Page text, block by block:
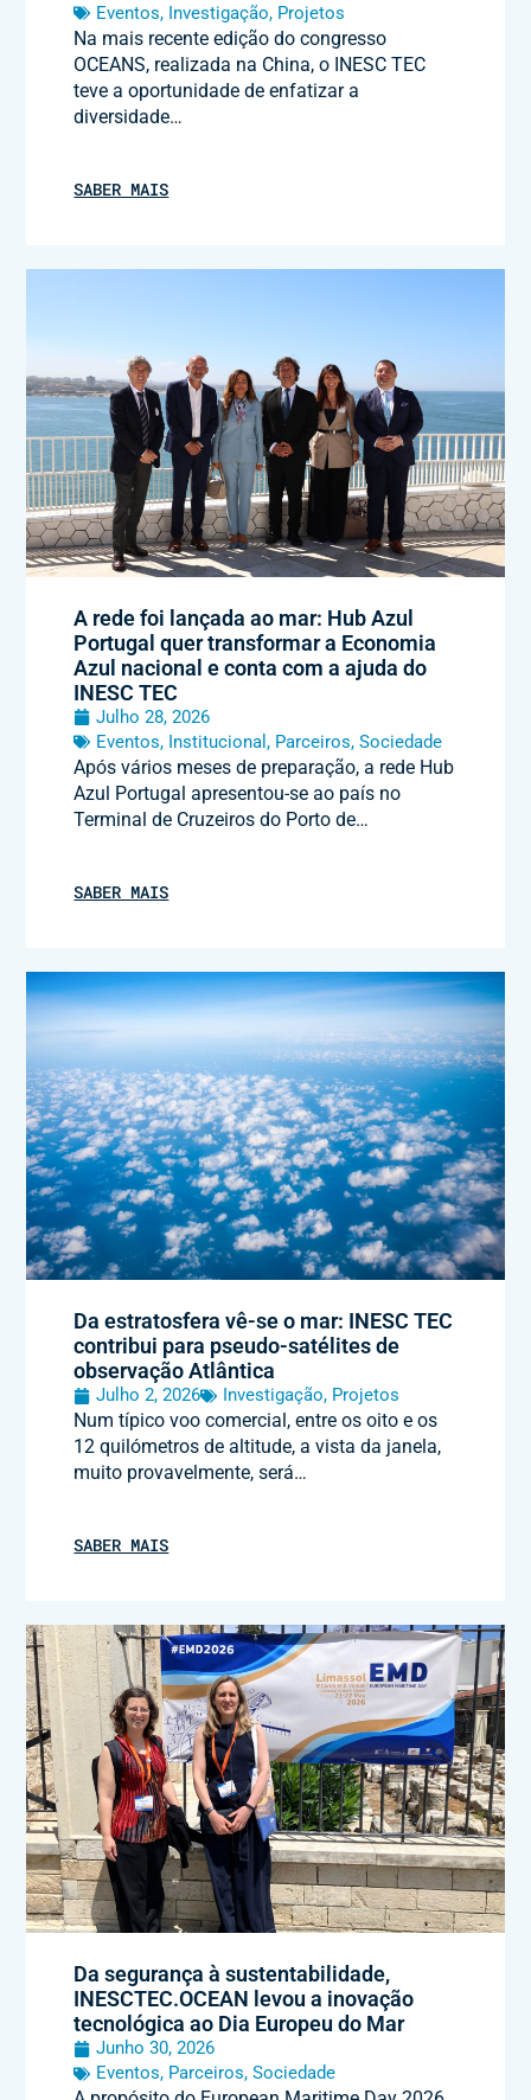
Eventos, Investigação, Projetos
Na mais recente edição do congresso
OCEANS, realizada na China, o INESC TEC
teve a oportunidade de enfatizar a
diversidade…
SABER MAIS
A rede foi lançada ao mar: Hub Azul
Portugal quer transformar a Economia
Azul nacional e conta com a ajuda do
INESC TEC
Julho 28, 2026
Eventos, Institucional, Parceiros,Sociedade
Após vários meses de preparação, a rede Hub
Azul Portugal apresentou-se ao país no
Terminal de Cruzeiros do Porto de…
SABER MAIS
Da estratosfera vê-se o mar: INESC TEC
contribui para pseudo-satélites de
observação Atlântica
Julho 2, 2026 Investigação, Projetos
Num típico voo comercial, entre os oito e os
12 quilómetros de altitude, a vista da janela,
muito provavelmente, será…
SABER MAIS
Da segurança à sustentabilidade,
INESCTEC.OCEAN levou a inovação
tecnológica ao Dia Europeu do Mar
Junho 30, 2026
Eventos, Parceiros,Sociedade